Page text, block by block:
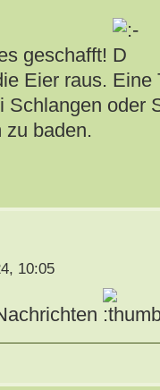
geschafft!
Eier raus. Eine
Schlangen oder
zu baden.
10:05